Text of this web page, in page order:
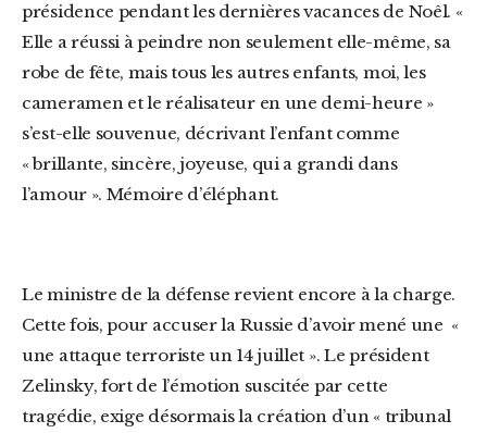
présidence pendant les dernières vacances de Noêl. «
Elle a réussi à peindre non seulement elle-même, sa
robe de fête, mais tous les autres enfants, moi, les
cameramen et le réalisateur en une demi-heure »
s’est-elle souvenue, décrivant l’enfant comme
« brillante, sincère, joyeuse, qui a grandi dans
l’amour ». Mémoire d’éléphant.
Le ministre de la défense revient encore à la charge.
Cette fois, pour accuser la Russie d’avoir mené une «
une attaque terroriste un 14 juillet ». Le président
Zelinsky, fort de l’émotion suscitée par cette
tragédie, exige désormais la création d’un « tribunal